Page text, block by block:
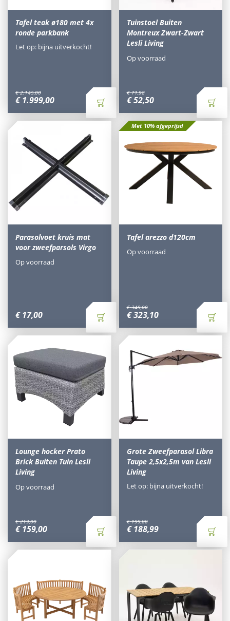
Tafel teak ø180 met 4x
ronde parkbank
€ 2.145,00
€ 1.999,00
Let op: bijna uitverkocht!
Tuinstoel Buiten
Montreux Zwart-Zwart
Lesli Living
€ 71,98
€ 52,50
Op voorraad
Parasolvoet kruis mat
voor zweefparsols Virgo
€ 17,00
Op voorraad
Met 10% afgeprijsd
Tafel arezzo d120cm
€ 349,00
€ 323,10
Op voorraad
Lounge hocker Prato
Brick Buiten Tuin Lesli
Living
€ 219,00
€ 159,00
Op voorraad
Grote Zweefparasol Libra
Taupe 2,5x2,5m van Lesli
Living
€ 199,00
€ 188,99
Let op: bijna uitverkocht!